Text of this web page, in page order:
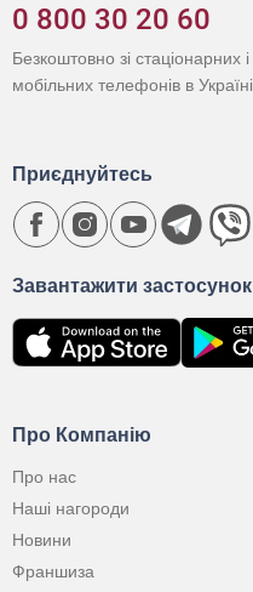
0 800 30 20 60
Безкоштовно зі стаціонарних і
мобільних телефонів в Україні
Про Компанію
Про нас
Наші нагороди
Новини
Франшиза
Завантажити застосунок
Приєднуйтесь